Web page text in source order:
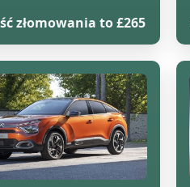
złomowania to £265